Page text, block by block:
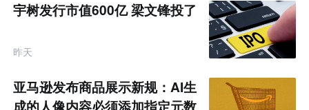
宇树发行市值600亿 梁文锋投了
昨天
亚马逊发布商品展示新规：AI生